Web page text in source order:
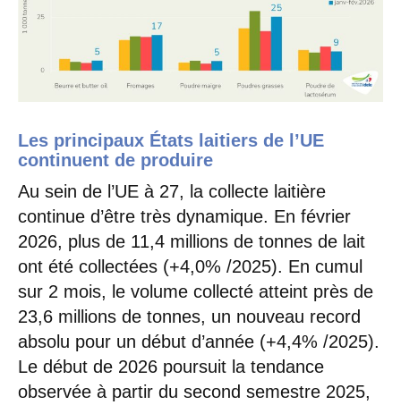
Les principaux États laitiers de l’UE
continuent de produire
Au sein de l’UE à 27, la collecte laitière
continue d’être très dynamique. En février
2026, plus de 11,4 millions de tonnes de lait
ont été collectées (+4,0% /2025). En cumul
sur 2 mois, le volume collecté atteint près de
23,6 millions de tonnes, un nouveau record
absolu pour un début d’année (+4,4% /2025).
Le début de 2026 poursuit la tendance
observée à partir du second semestre 2025,